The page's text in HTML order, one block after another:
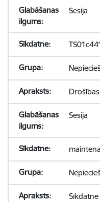
Sesija
Sesija